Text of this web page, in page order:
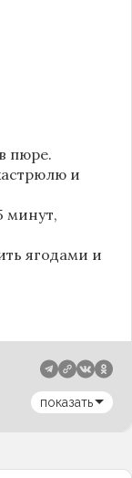
пюре.
и
минут,
ягодами и
показать